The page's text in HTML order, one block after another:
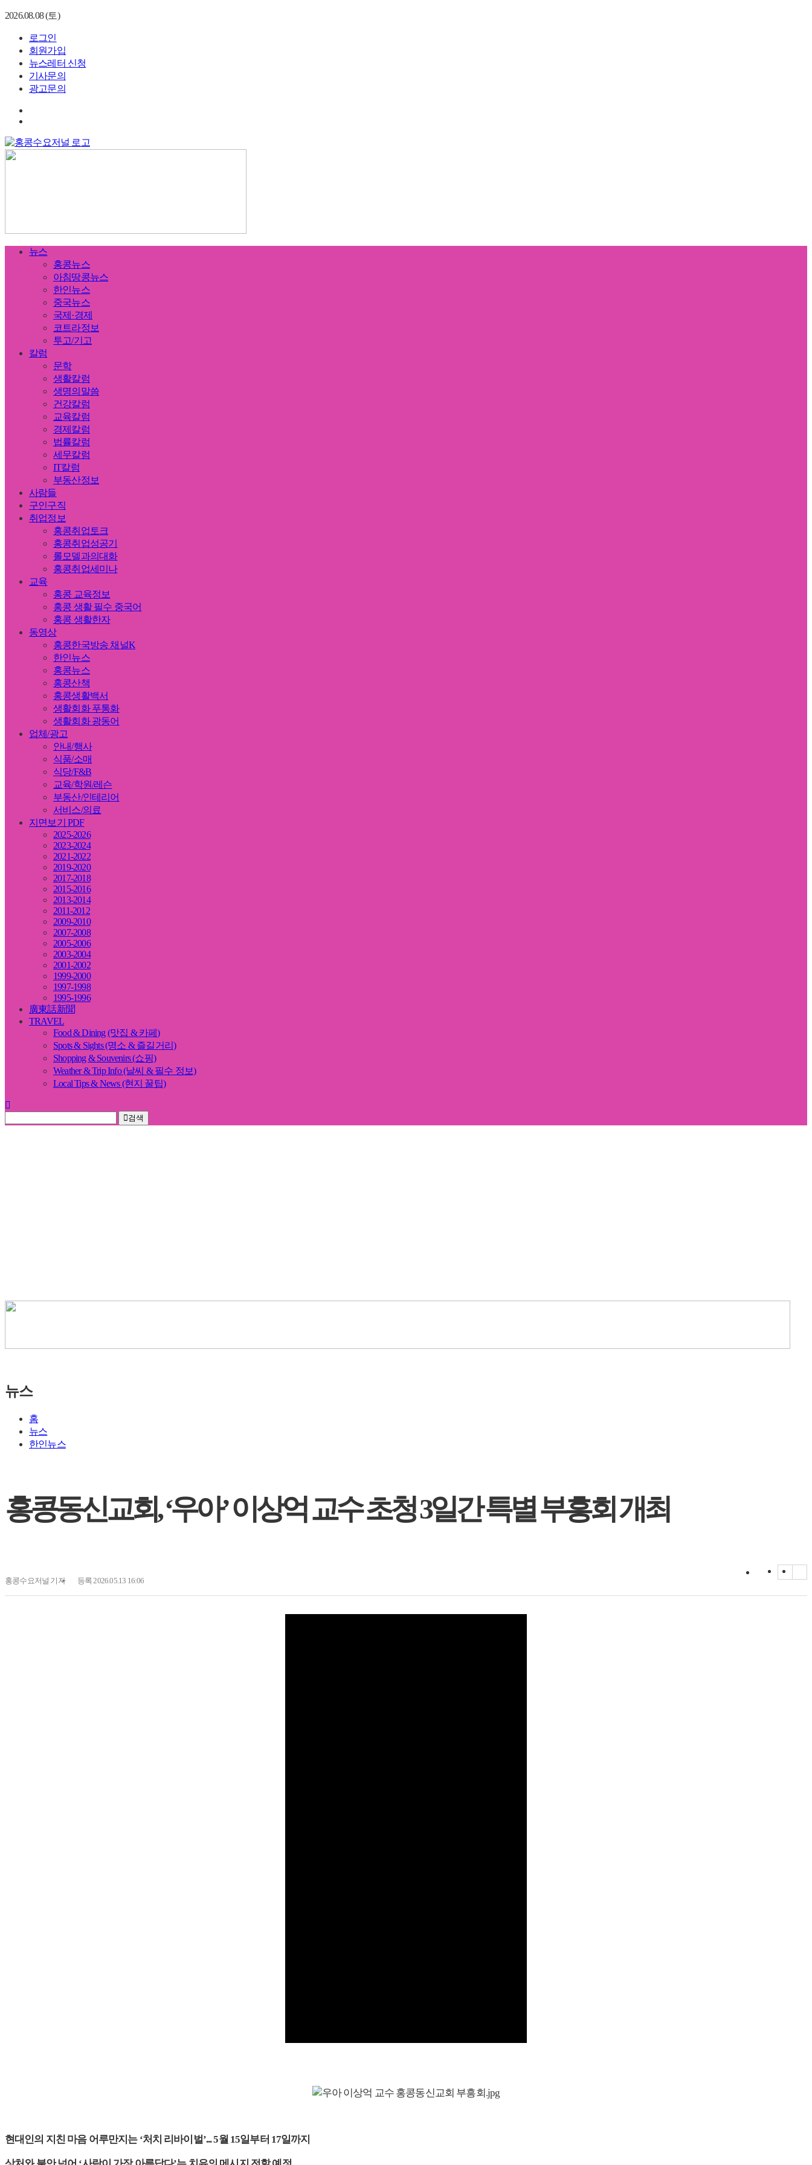
2026.08.08 (토)
로그인
회원가입
뉴스레터 신청
기사문의
광고문의
뉴스
홍콩뉴스
아침땅콩뉴스
한인뉴스
중국뉴스
국제·경제
코트라정보
투고/기고
칼럼
문학
생활칼럼
생명의말씀
건강칼럼
교육칼럼
경제칼럼
법률칼럼
세무칼럼
IT칼럼
부동산정보
사람들
구인구직
취업정보
홍콩취업토크
홍콩취업성공기
롤모델과의대화
홍콩취업세미나
교육
홍콩 교육정보
홍콩 생활 필수 중국어
홍콩 생활한자
동영상
홍콩한국방송 채널K
한인뉴스
홍콩뉴스
홍콩산책
홍콩생활백서
생활회화 푸통화
생활회화 광동어
업체/광고
안내/행사
식품/소매
식당/F&B
교육/학원/레슨
부동산/인테리어
서비스/의료
지면보기 PDF
2025-2026
2023-2024
2021-2022
2019-2020
2017-2018
2015-2016
2013-2014
2011-2012
2009-2010
2007-2008
2005-2006
2003-2004
2001-2002
1999-2000
1997-1998
1995-1996
廣東話新聞
TRAVEL
Food & Dining (맛집 & 카페)
Spots & Sights (명소 & 즐길거리)
Shopping & Souvenirs (쇼핑)
Weather & Trip Info (날씨 & 필수 정보)
Local Tips & News (현지 꿀팁)
검색
뉴스
홈
뉴스
한인뉴스
홍콩동신교회, ‘우아’ 이상억 교수 초청 3일간 특별 부흥회 개최
홍콩수요저널 기자 등록 2026.05.13 16:06
현대인의 지친 마음 어루만지는 ‘처치 리바이벌’... 5월 15일부터 17일까지